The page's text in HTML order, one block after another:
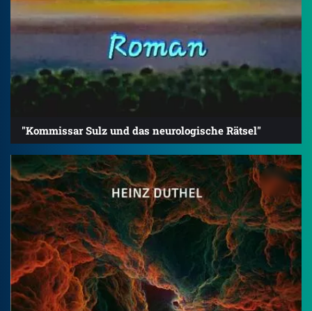
"Kommissar Sulz und das neurologische Rätsel"